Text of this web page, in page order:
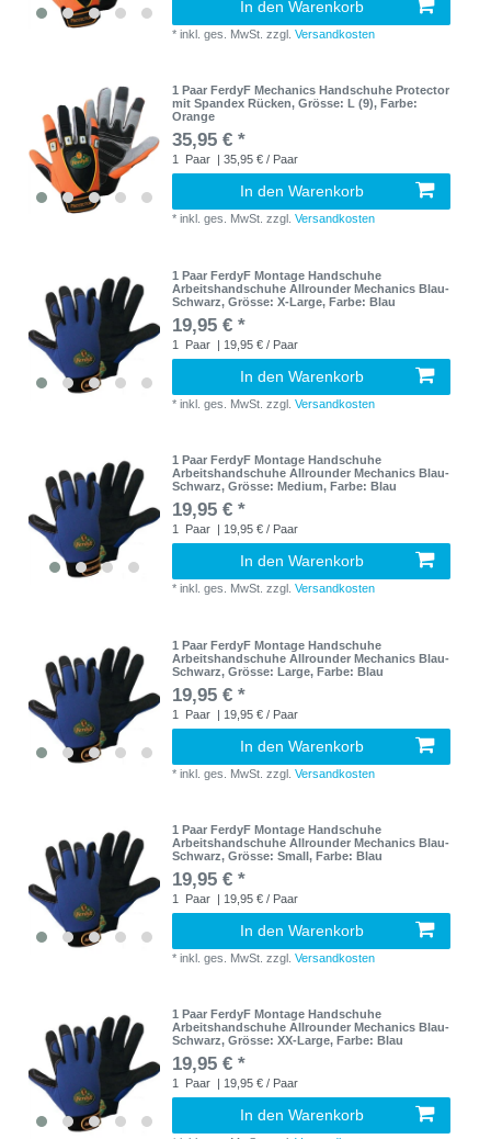
In den Warenkorb
*inkl. ges. MwSt. zzgl.Versandkosten
1 Paar FerdyF Mechanics Handschuhe Protector
mit Spandex Rücken, Grösse: L (9), Farbe:
Orange
35,95 € *
1 Paar | 35,95 € / Paar
In den Warenkorb
*inkl. ges. MwSt. zzgl.Versandkosten
1 Paar FerdyF Montage Handschuhe
Arbeitshandschuhe Allrounder Mechanics Blau-
Schwarz, Grösse: X-Large, Farbe: Blau
19,95 € *
1 Paar | 19,95 € / Paar
In den Warenkorb
*inkl. ges. MwSt. zzgl.Versandkosten
1 Paar FerdyF Montage Handschuhe
Arbeitshandschuhe Allrounder Mechanics Blau-
Schwarz, Grösse: Medium, Farbe: Blau
19,95 € *
1 Paar | 19,95 € / Paar
In den Warenkorb
*inkl. ges. MwSt. zzgl.Versandkosten
1 Paar FerdyF Montage Handschuhe
Arbeitshandschuhe Allrounder Mechanics Blau-
Schwarz, Grösse: Large, Farbe: Blau
19,95 € *
1 Paar | 19,95 € / Paar
In den Warenkorb
*inkl. ges. MwSt. zzgl.Versandkosten
1 Paar FerdyF Montage Handschuhe
Arbeitshandschuhe Allrounder Mechanics Blau-
Schwarz, Grösse: Small, Farbe: Blau
19,95 € *
1 Paar | 19,95 € / Paar
In den Warenkorb
*inkl. ges. MwSt. zzgl.Versandkosten
1 Paar FerdyF Montage Handschuhe
Arbeitshandschuhe Allrounder Mechanics Blau-
Schwarz, Grösse: XX-Large, Farbe: Blau
19,95 € *
1 Paar | 19,95 € / Paar
In den Warenkorb